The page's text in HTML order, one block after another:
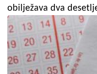
obilježava dva